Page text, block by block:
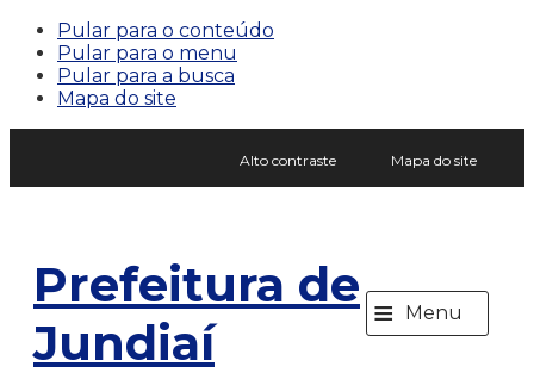
Pular para o conteúdo
Pular para o menu
Pular para a busca
Mapa do site
Alto contraste Mapa do site
Prefeitura de
Jundiaí
≡ Menu